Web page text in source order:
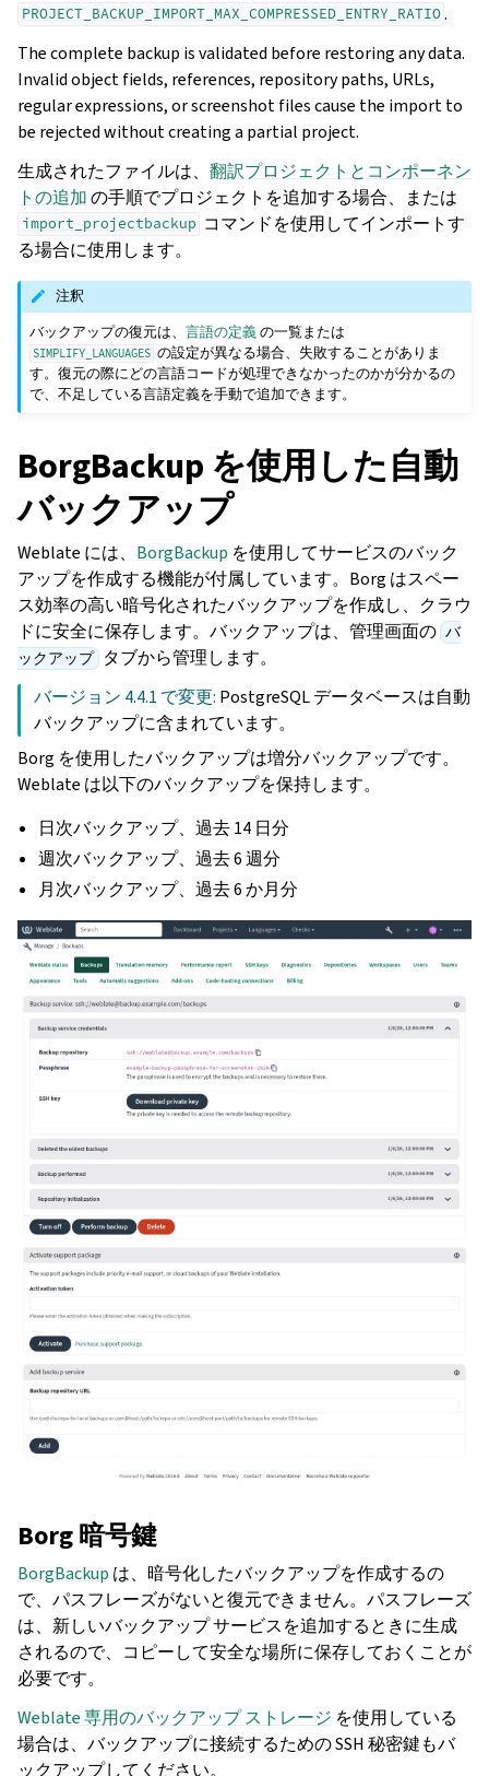
PROJECT_BACKUP_IMPORT_MAX_COMPRESSED_ENTRY_RATIO .
The complete backup is validated before restoring any data.
Invalid object fields, references, repository paths, URLs,
regular expressions, or screenshot files cause the import to
be rejected without creating a partial project.
生成されたファイルは、 翻訳プロジェクトとコンポーネン
トの追加の手順でプロジェクトを追加する場合、または
import_projectbackup コマンドを使用してインポートす
る場合に使用します。
注釈
バックアップの復元は、言語の定義の一覧または
SIMPLIFY_LANGUAGES の設定が異なる場合、失敗することがありま
す。復元の際にどの言語コードが処理できなかったのかが分かるの
で、不足している言語定義を手動で追加できます。
BorgBackup を使用した自動
バックアップ
Weblate には、 BorgBackup を使用してサービスのバック
アップを作成する機能が付属しています。Borg はスペー
ス効率の高い暗号化されたバックアップを作成し、クラウ
ドに安全に保存します。バックアップは、管理画面の バ
ックアップ タブから管理します。
バージョン 4.4.1 で変更: PostgreSQL データベースは自動
バックアップに含まれています。
Borg を使用したバックアップは増分バックアップです。
Weblate は以下のバックアップを保持します。
日次バックアップ、過去 14 日分
週次バックアップ、過去 6 週分
月次バックアップ、過去 6 か月分
Borg 暗号鍵
BorgBackup は、暗号化したバックアップを作成するの
で、パスフレーズがないと復元できません。パスフレーズ
は、新しいバックアップ サービスを追加するときに生成
されるので、コピーして安全な場所に保存しておくことが
必要です。
Weblate 専用のバックアップ ストレージ を使用している
場合は、バックアップに接続するための SSH 秘密鍵もバ
ックアップしてください。